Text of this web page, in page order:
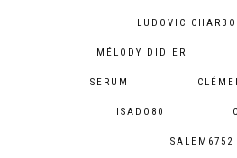
LUDOVIC
MÉLODY DIDIER
SERUM
ISADO80
SALEM6752